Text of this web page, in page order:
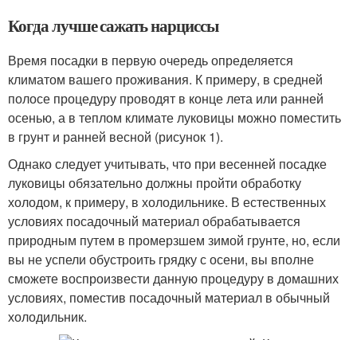
Когда лучше сажать нарциссы
Время посадки в первую очередь определяется
климатом вашего проживания. К примеру, в средней
полосе процедуру проводят в конце лета или ранней
осенью, а в теплом климате луковицы можно поместить
в грунт и ранней весной (рисунок 1).
Однако следует учитывать, что при весенней посадке
луковицы обязательно должны пройти обработку
холодом, к примеру, в холодильнике. В естественных
условиях посадочный материал обрабатывается
природным путем в промерзшем зимой грунте, но, если
вы не успели обустроить грядку с осени, вы вполне
сможете воспроизвести данную процедуру в домашних
условиях, поместив посадочный материал в обычный
холодильник.